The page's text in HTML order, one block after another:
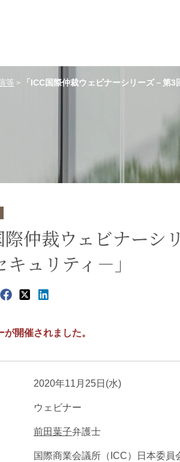
独占禁止法
源
ファッション・小売
名前
等 > 「ICC国際仲裁ウェビナーシリーズ－第
際仲裁ウェビナー
ュリティ－」
が開催されました。
2020年11月25日(水)
ウェビナー
前田葉子弁護士
国際商業会議所（ICC）日本委員